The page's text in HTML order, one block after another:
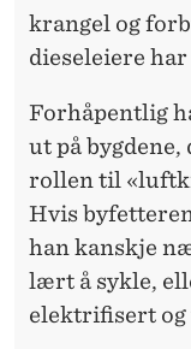
krangel og
dieseleiere
Forhåpentlig
ut på
rollen til
Hvis
han kanskje
lært å sykle,
elektrifisert og